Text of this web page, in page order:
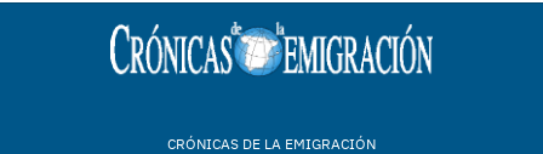
CRÓNICAS DE LA EMIGRACIÓN